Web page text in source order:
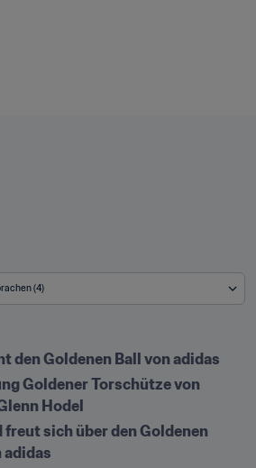
(4)
den Goldenen Ball von adidas
Goldener Torschütze von
Hodel
sich über den Goldenen
adidas